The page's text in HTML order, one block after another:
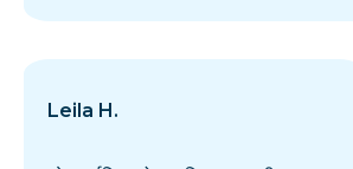
Leila H.